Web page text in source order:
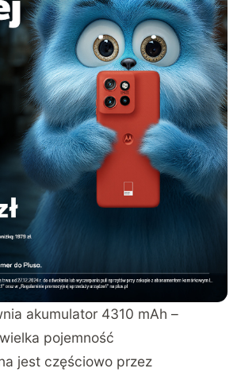
akumulator 4310 mAh –
pojemność
jest częściowo przez